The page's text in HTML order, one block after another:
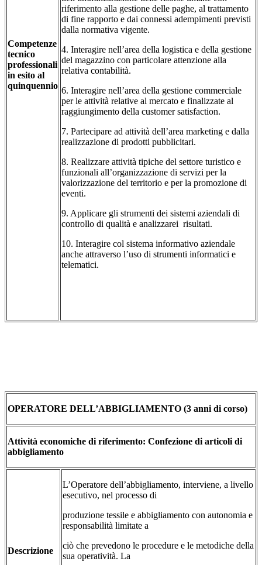
Competenze
tecnico
professionali
in esito al
quinquennio
riferimento alla gestione delle paghe, al trattamento
di fine rapporto e dai connessi adempimenti previsti
dalla normativa vigente.
4. Interagire nell’area della logistica e della gestione
del magazzino con particolare attenzione alla
relativa contabilità.
6. Interagire nell’area della gestione commerciale
per le attività relative al mercato e finalizzate al
raggiungimento della customer satisfaction.
7. Partecipare ad attività dell’area marketing e dalla
realizzazione di prodotti pubblicitari.
8. Realizzare attività tipiche del settore turistico e
funzionali all’organizzazione di servizi per la
valorizzazione del territorio e per la promozione di
eventi.
9. Applicare gli strumenti dei sistemi aziendali di
controllo di qualità e analizzarei risultati.
10. Interagire col sistema informativo aziendale
anche attraverso l’uso di strumenti informatici e
telematici.
OPERATORE DELL’ABBIGLIAMENTO (3 anni di corso)
Attività economiche di riferimento: Confezione di articoli di
abbigliamento
Descrizione
L’Operatore dell’abbigliamento, interviene, a livello
esecutivo, nel processo di
produzione tessile e abbigliamento con autonomia e
responsabilità limitate a
ciò che prevedono le procedure e le metodiche della
sua operatività. La